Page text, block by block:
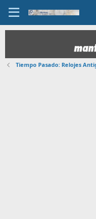
Tiempo Pasado: Relojes